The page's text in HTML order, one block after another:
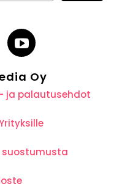
Oy
ja palautusehdot
suostumusta